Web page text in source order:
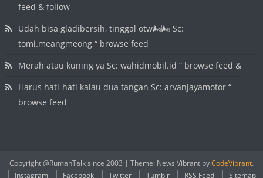
feed & follow
Udah bisa gladibersih, tinggal otw🌬🌬 Sc:
tomi.meangmeong “ browse feed
Merah atau kuning ya Sc: wahidmobil.id “ browse feed &
Harus hati-hati kalau dua tangan Sc: arvanjayamotor “
browse feed
Copyright @RumahTalk since 2003 | Theme: News Vibrant byCodeVibrant.
Instagram
Facebook Twitter Tumblr RSS Feed Sitemap